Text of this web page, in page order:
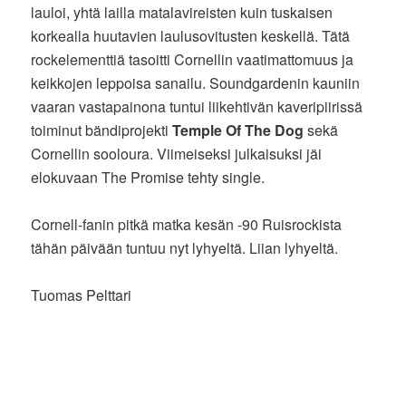
lauloi, yhtä lailla matalavireisten kuin tuskaisen
korkealla huutavien laulusovitusten keskellä. Tätä
rockelementtiä tasoitti Cornellin vaatimattomuus ja
keikkojen leppoisa sanailu. Soundgardenin kauniin
vaaran vastapainona tuntui liikehtivän kaveripiirissä
toiminut bändiprojektiTemple Of The Dog sekä
Cornellin sooloura. Viimeiseksi julkaisuksi jäi
elokuvaan The Promise tehty single.
Cornell-fanin pitkä matka kesän -90 Ruisrockista
tähän päivään tuntuu nyt lyhyeltä. Liian lyhyeltä.
Tuomas Pelttari